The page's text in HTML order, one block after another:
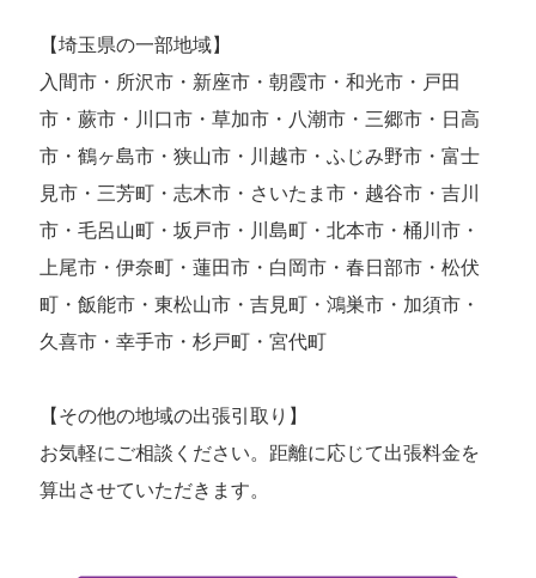
【埼玉県の一部地域】
入間市・所沢市・新座市・朝霞市・和光市・戸田
市・蕨市・川口市・草加市・八潮市・三郷市・日高
市・鶴ヶ島市・狭山市・川越市・ふじみ野市・富士
見市・三芳町・志木市・さいたま市・越谷市・吉川
市・毛呂山町・坂戸市・川島町・北本市・桶川市・
上尾市・伊奈町・蓮田市・白岡市・春日部市・松伏
町・飯能市・東松山市・吉見町・鴻巣市・加須市・
久喜市・幸手市・杉戸町・宮代町
【その他の地域の出張引取り】
お気軽にご相談ください。距離に応じて出張料金を
算出させていただきます。